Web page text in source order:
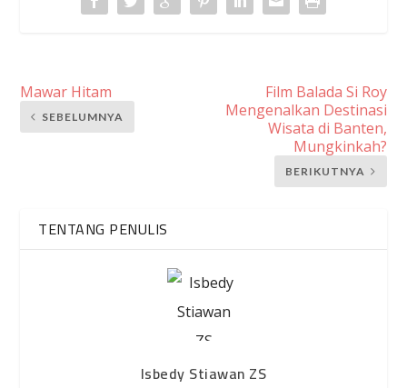
Mawar Hitam
SEBELUMNYA
Film Balada Si Roy
Mengenalkan Destinasi
Wisata di Banten,
Mungkinkah?
BERIKUTNYA
TENTANG PENULIS
Isbedy Stiawan ZS